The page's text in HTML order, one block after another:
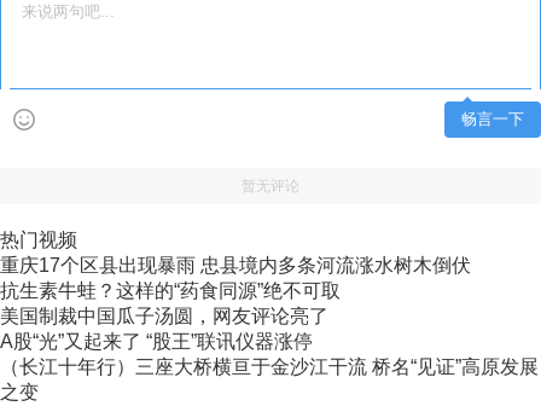
畅言一下
暂无评论
热门视频
重庆17个区县出现暴雨 忠县境内多条河流涨水树木倒伏
抗生素牛蛙？这样的“药食同源”绝不可取
美国制裁中国瓜子汤圆，网友评论亮了
A股“光”又起来了 “股王”联讯仪器涨停
（长江十年行）三座大桥横亘于金沙江干流 桥名“见证”高原发展
之变